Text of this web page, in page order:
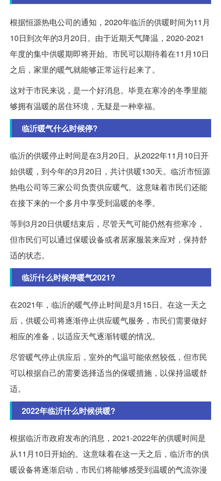
根据恒源热电公司的通知，2020年临沂的供暖时间为11月
10日到次年的3月20日。由于近期天气降温，2020-2021
年度的集中供暖期即将开始。市民可以期待着在11月10日
之后，家里的暖气就能够正常运行起来了。
这对于市民来说，是一个好消息。毕竟在寒冷的冬季里能
够拥有温暖的居住环境，无疑是一种幸福。
临沂暖气什么时候停?
临沂的供暖停止时间是在3月20日。从2022年11月10日开
始供暖，到今年的3月20日，共计供暖130天。临沂市恒源
热电公司等三家公司负责供应暖气。这意味着市民们还能
在接下来的一个多月中享受到温暖的冬季。
等到3月20日供暖结束后，尽管天气可能仍然有些寒冷，
但市民们可以通过保暖设备或者居家服装来应对，保持舒
适的状态。
临沂什么时候停暖气2021?
在2021年，临沂的暖气停止时间是3月15日。在这一天之
后，供暖公司将逐渐停止供应暖气服务，市民们需要做好
相应的准备，以适应天气逐渐转暖的情况。
尽管暖气停止供应后，室外的气温可能依然较低，但市民
可以根据自己的需要选择适当的保暖措施，以保持温暖舒
适。
2022年临沂什么时候供暖?
根据临沂市政府发布的消息，2021-2022年的供暖时间是
从11月10日开始的。这意味着在这一天之后，临沂市的供
暖设备将逐渐启动，市民们将能够感受到温暖的气流弥漫